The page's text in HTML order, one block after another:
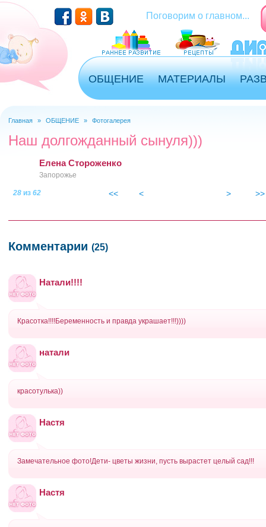
Перейти к основному содержанию
Поговорим о главном...
ОБЩЕНИЕ МАТЕРИАЛЫ
Главная » ОБЩЕНИЕ » Фотогалерея
Наш долгожданный сынуля)))
Елена Стороженко
Запорожье
28 из 62 << < > >>
Комментарии (25)
Натали!!!!
Красотка!!!!Беременность и правда украшает!!!))))
натали
красотулька))
Настя
Замечательное фото!Дети- цветы жизни, пусть вырастет целый сад!!!
Настя